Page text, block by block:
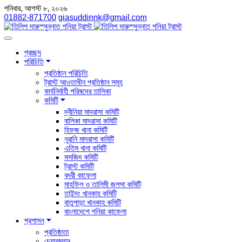
শনিবার, আগস্ট ৮, ২০২৬
01882-871700 giasuddinnk@gmail.com
প্রচ্ছদ
পরিচিতি
প্রতিষ্ঠান পরিচিতি
ট্রাস্ট আওতাধীন প্রতিষ্ঠান সমূহ
কার্যনির্বাহী পরিষদের তালিকা
কমিটি
দ্বীনিয়া মাদরাসা কমিটি
বালিকা মাদরাসা কমিটি
হিফজ খানা কমিটি
নূরানি মাদরাসা কমিটি
এতিম খানা কমিটি
মসজিদ কমিটি
ট্রাস্ট কমিটি
বদরী কাফেলা
মাহফিল ও তালিমী জলসা কমিটি
তাইন্দং খানকাহ কমিটি
বাতুপাড়া খানকাহ কমিটি
বাংলাদেশে গনিয়া কাফেলা
প্রশাসন
প্রতিষ্ঠাতা